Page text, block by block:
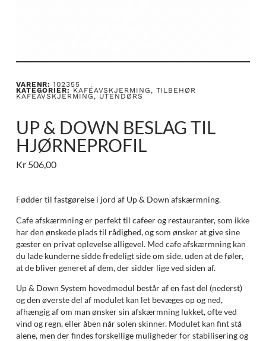
VARENR:102355
KATEGORIER: KAFÉAVSKJERMING, TILBEHØR
KAFÉAVSKJERMING, UTENDØRS
UP & DOWN BESLAG TIL
HJØRNEPROFIL
Kr506,00
Fødder til fastgørelse i jord af Up & Down afskærmning.
Cafe afskærmning er perfekt til cafeer og restauranter, som ikke
har den ønskede plads til rådighed, og som ønsker at give sine
gæster en privat oplevelse alligevel. Med cafe afskærmning kan
du lade kunderne sidde fredeligt side om side, uden at de føler,
at de bliver generet af dem, der sidder lige ved siden af.
Up & Down System hovedmodul består af en fast del (nederst)
og den øverste del af modulet kan let bevæges op og ned,
afhængig af om man ønsker sin afskærmning lukket, ofte ved
vind og regn, eller åben når solen skinner. Modulet kan fint stå
alene, men der findes forskellige muligheder for stabilisering og